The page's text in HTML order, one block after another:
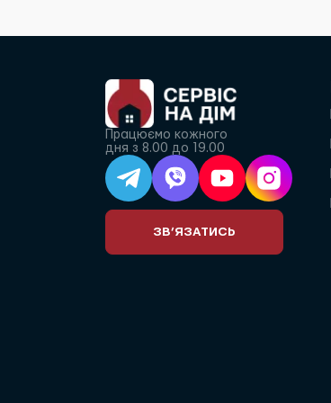
Працюємо кожного
дня з 8.00 до 19.00
ЗВ’ЯЗАТИСЬ